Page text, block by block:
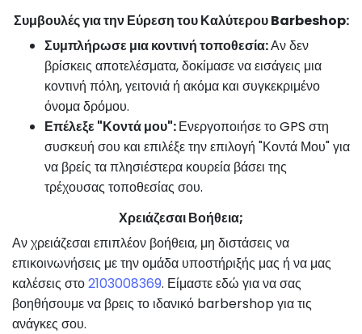
Συμβουλές για την Εύρεση του Καλύτερου Barbeshop:
Συμπλήρωσε μια κοντινή τοποθεσία:Αν δεν
βρίσκεις αποτελέσματα, δοκίμασε να εισάγεις μια
κοντινή πόλη, γειτονιά ή ακόμα και συγκεκριμένο
όνομα δρόμου.
Επέλεξε "Κοντά μου":Ενεργοποιήσε το GPS στη
συσκευή σου και επιλέξε την επιλογή "Κοντά Μου" για
να βρείς τα πλησιέστερα κουρεία βάσει της
τρέχουσας τοποθεσίας σου.
Χρειάζεσαι Βοήθεια;
Αν χρειάζεσαι επιπλέον βοήθεια, μη διστάσεις να
επικοινωνήσεις με την ομάδα υποστήριξής μας ή να μας
καλέσεις στο2103008369. Είμαστε εδώ για να σας
βοηθήσουμε να βρεις το ιδανικό barbershop για τις
ανάγκες σου.